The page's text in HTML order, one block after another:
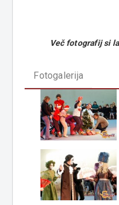
Več fotografij si
Fotogalerija